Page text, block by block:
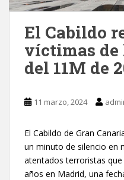
El Cabildo
víctimas de
del 11M de
11 marzo, 2024
El Cabildo de Gran
un minuto de silencio en
atentados terroristas
años en Madrid, una